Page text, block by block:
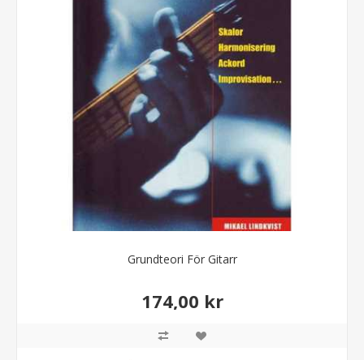
Grundteori För Gitarr
174,00 kr